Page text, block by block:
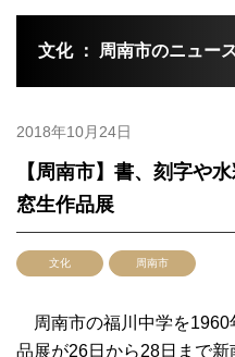
文化 ： 周南市のニュー
2018年10月24日
【周南市】書、刻字や
窓生作品展
文化 周南市
周南市の福川中学を1960
品展が26日から28日まで